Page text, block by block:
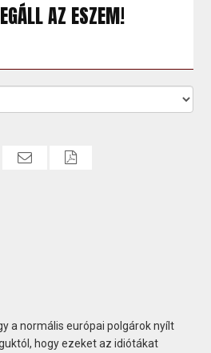
AZ ESZEM!
a normális európai polgárok nyílt
hogy ezeket az idiótákat